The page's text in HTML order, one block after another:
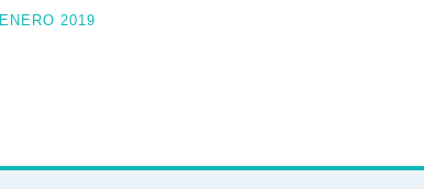
ENERO 2019